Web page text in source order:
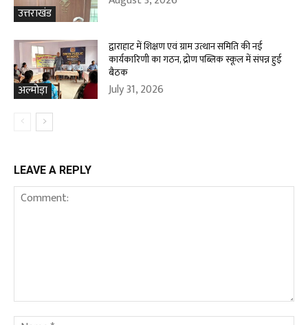
उत्तराखंड
अल्मोड़ा
द्वाराहाट में शिक्षण एवं ग्राम उत्थान समिति की नई
कार्यकारिणी का गठन, द्रोण पब्लिक स्कूल में संपन्न हुई
बैठक
July 31, 2026
LEAVE A REPLY